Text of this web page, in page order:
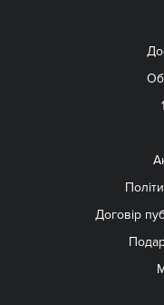
Договір